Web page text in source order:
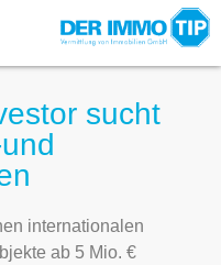
sucht
internationalen
ab 5 Mio. €